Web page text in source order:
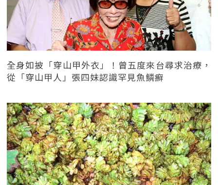
全身如披「穿山甲外衣」！曾五度來台尋求治療，
從「穿山甲人」張四妹認識罕見魚鱗癬